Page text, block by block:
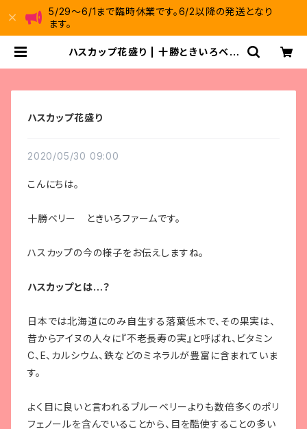
5/29～6/1まで臨時休業です。6/2以降の発送となり
ます。
ハスカップ花盛り | 十勝ときいろベリ
ハスカップ花盛り
2020/05/30 09:00
こんにちは。
十勝ベリー ときいろファームです。
ハスカップの今の様子をお伝えしますね。
ハスカップとは…？
日本では北海道にのみ自生する落葉低木で、その果実は、
昔からアイヌの人々に『不老長寿の実』と呼ばれ、ビタミン
C、E、カルシウム、鉄などのミネラルが豊富に含まれていま
す。
よく目に良いと言われるブルーベリーよりも数倍多くのポリ
フェノールを含んでいることから、目を酷使することの多い